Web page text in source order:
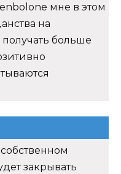
мне в этом
на
получать больше
закрывать